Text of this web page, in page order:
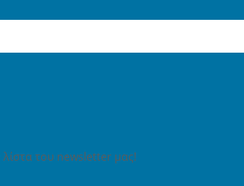
του newsletter μας!